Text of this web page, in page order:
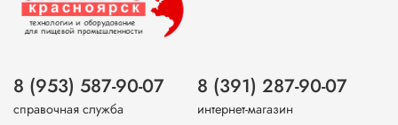
8 (953) 587-90-07
справочная служба
8 (391) 287-90-07
интернет-магазин